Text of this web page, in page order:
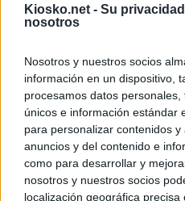
Kiosko.net - Su
nosotros
Nosotros y nuestros socios
información en un dispositivo,
procesamos datos
únicos e información estándar
para personalizar contenidos
anuncios y del contenido e
como para desarrollar y
nosotros y nuestros socios
localización geográfica